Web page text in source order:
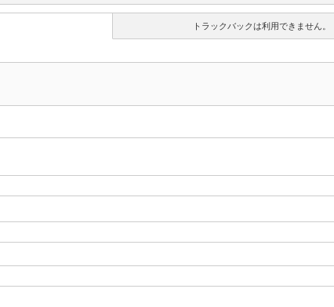
トラックバックは利用できません。